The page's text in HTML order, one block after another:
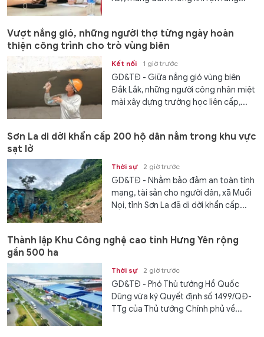
Vượt nắng gió, những người thợ từng ngày hoàn
thiện công trình cho trò vùng biên
Kết nối 1 giờ trước
GD&TĐ - Giữa nắng gió vùng biên
Đắk Lắk, những người công nhân miệt
mài xây dựng trường học liên cấp,...
Sơn La di dời khẩn cấp 200 hộ dân nằm trong khu vực
sạt lở
Thời sự 2 giờ trước
GD&TĐ - Nhằm bảo đảm an toàn tính
mạng, tài sản cho người dân, xã Muổi
Nọi, tỉnh Sơn La đã di dời khẩn cấp...
Thành lập Khu Công nghệ cao tỉnh Hưng Yên rộng
gần 500 ha
Thời sự 2 giờ trước
GD&TĐ - Phó Thủ tướng Hồ Quốc
Dũng vừa ký Quyết định số 1499/QĐ-
TTg của Thủ tướng Chính phủ về...